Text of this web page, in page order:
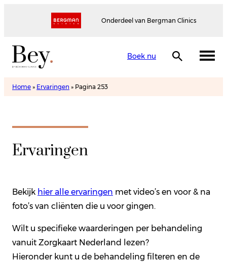
Onderdeel van Bergman Clinics
Boek nu
Home » Ervaringen » Pagina 253
Ervaringen
Bekijk hier alle ervaringen met video’s en voor & na
foto’s van cliënten die u voor gingen.
Wilt u specifieke waarderingen per behandeling
vanuit Zorgkaart Nederland lezen?
Hieronder kunt u de behandeling filteren en de